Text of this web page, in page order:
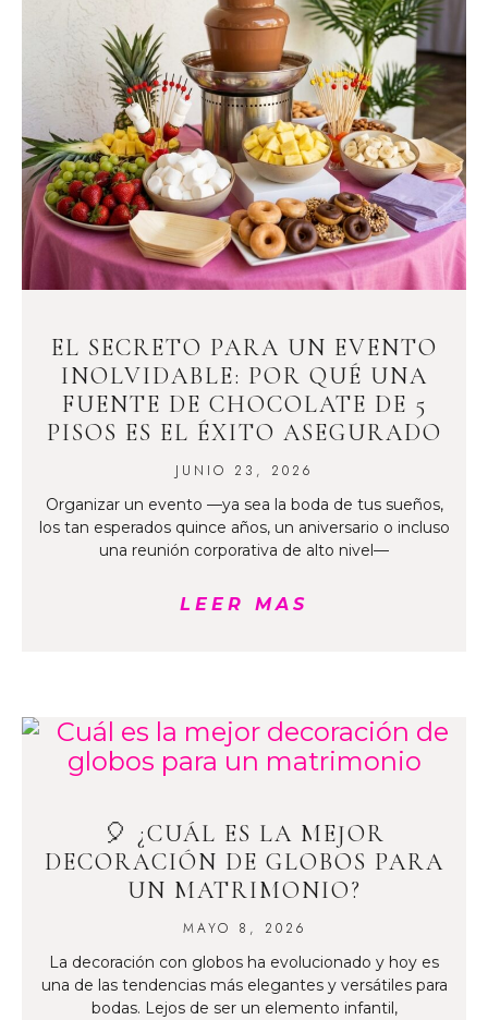
EL SECRETO PARA UN EVENTO
INOLVIDABLE: POR QUÉ UNA
FUENTE DE CHOCOLATE DE 5
PISOS ES EL ÉXITO ASEGURADO
JUNIO 23, 2026
Organizar un evento —ya sea la boda de tus sueños,
los tan esperados quince años, un aniversario o incluso
una reunión corporativa de alto nivel—
LEER MAS
🎈 ¿CUÁL ES LA MEJOR
DECORACIÓN DE GLOBOS PARA
UN MATRIMONIO?
MAYO 8, 2026
La decoración con globos ha evolucionado y hoy es
una de las tendencias más elegantes y versátiles para
bodas. Lejos de ser un elemento infantil,